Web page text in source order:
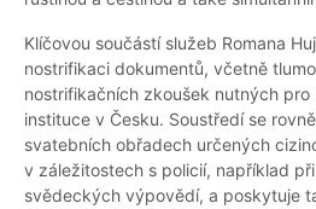
Klíčovou součástí služeb Romana
nostrifikaci dokumentů, včetně
nostrifikačních zkoušek nutných
instituce v Česku. Soustředí se
svatebních obřadech určených
v záležitostech s policií, například
svědeckých výpovědí, a poskytuje